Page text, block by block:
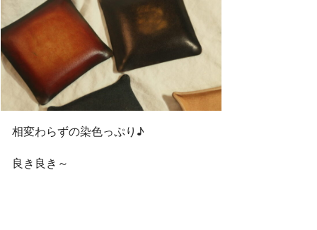
相変わらずの染色っぷり♪
良き良き～